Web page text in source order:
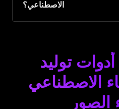
الاصطناعي؟
توليد
الاصطناعي
الصور